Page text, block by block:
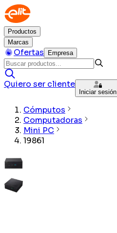
Productos
Marcas
Ofertas Empresa
Quiero ser cliente
Iniciar sesión
Cómputos
Computadoras
Mini PC
19861